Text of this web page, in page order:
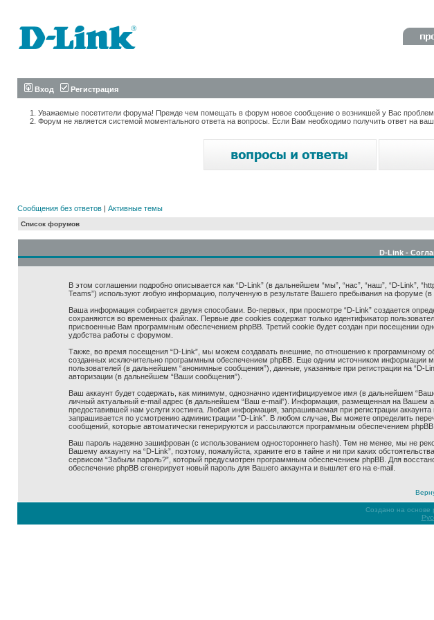
Вход Регистрация
Уважаемые посетители форума! Прежде чем помещать в форум новое сообщение о возникшей у Вас
Форум не является системой моментального ответа на вопросы. Если Вам необходимо получить ответ на
Сообщения без ответов | Активные темы
Список форумов
D-Link -
В этом соглашении подробно описывается как “D-Link” (в дальнейшем “мы”, “нас”, “наш”, “D-Link”,
Teams”) используют любую информацию, полученную в результате Вашего пребывания на форуме
Ваша информация собирается двумя способами. Во-первых, при просмотре “D-Link” создается
сохраняются во временных файлах. Первые две cookies содержат только идентификатор
присвоенные Вам программным обеспечением phpBB. Третий cookie будет создан при посещении
удобства работы с форумом.
Также, во время посещения “D-Link”, мы можем создавать внешние, по отношению к программному
созданных исключительно программным обеспечением phpBB. Еще одним источником
пользователей (в дальнейшем “анонимные сообщения”), данные, указанные при регистрации на
авторизации (в дальнейшем “Ваши сообщения”).
Ваш аккаунт будет содержать, как минимум, однозначно идентифицируемое имя (в дальнейшем
личный актуальный e-mail адрес (в дальнейшем “Ваш e-mail”). Информация, размещенная на Вашем
предоставившей нам услуги хостинга. Любая информация, запрашиваемая при регистрации
запрашивается по усмотрению администрации “D-Link”. В любом случае, Вы можете определить
сообщений, которые автоматически генерируются и рассылаются программным обеспечением phpBB.
Ваш пароль надежно зашифрован (с использованием одностороннего hash). Тем не менее, мы не
Вашему аккаунту на “D-Link”, поэтому, пожалуйста, храните его в тайне и ни при каких
сервисом “Забыли пароль?”, который предусмотрен программным обеспечением phpBB. Для
обеспечение phpBB сгенерирует новый пароль для Вашего аккаунта и вышлет его на e-mail.
Создано на основе